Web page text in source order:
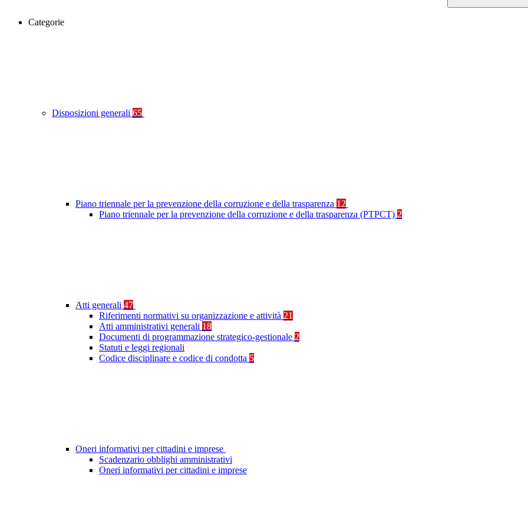
Categorie
Disposizioni generali 65
Piano triennale per la prevenzione della corruzione e della trasparenza 12
Piano triennale per la prevenzione della corruzione e della trasparenza (PTPCT) 2
Atti generali 47
Riferimenti normativi su organizzazione e attività 21
Atti amministrativi generali 18
Documenti di programmazione strategico-gestionale 2
Statuti e leggi regionali
Codice disciplinare e codice di condotta 5
Oneri informativi per cittadini e imprese
Scadenzario obblighi amministrativi
Oneri informativi per cittadini e imprese